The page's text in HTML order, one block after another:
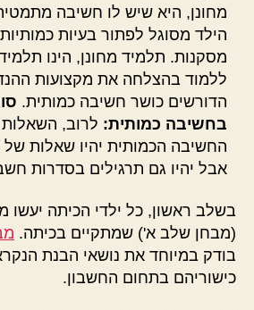
מחונן, היא שיש לו חשיבה
הילד מסוגל לפתור בעיות
מסקנות. תלמיד מחונן, הינו
ללמוד בהצלחה את מקצועות
הדורשים כושר חשיבה כמותית.
בחשיבה כמותית: לרוב,
החשיבה הכמותית יהיו שאלות של
אבל יהיו גם תרגילים בסדרות
בשלב ראשון, כל ילדי הכיתה יעשו
(מבחן שלב א') שמתקיים בכיתה.
בודק במיוחד את נושאי הבנת
כישוריהם בתחום החשבון.